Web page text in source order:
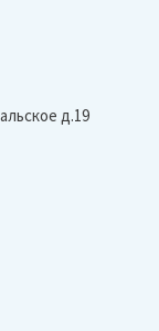
д.19